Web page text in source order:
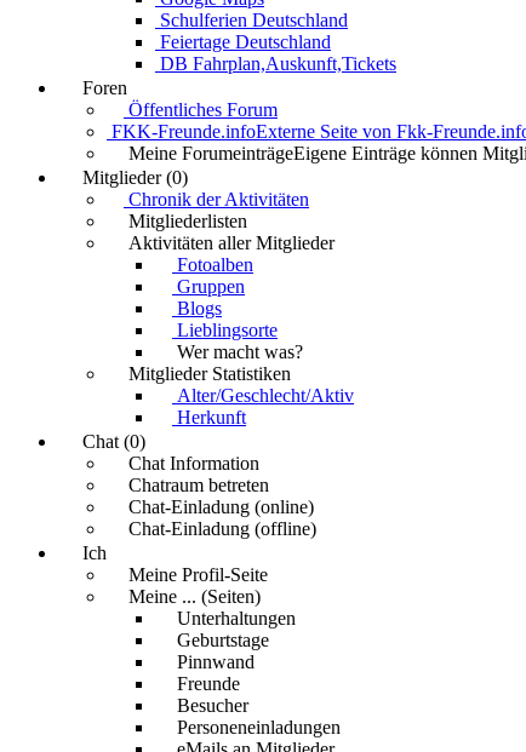
Schulferien Deutschland
Feiertage Deutschland
DB Fahrplan,Auskunft,Tickets
Foren
Öffentliches Forum
FKK-Freunde.infoExterne Seite von Fkk-
Meine ForumeinträgeEigene Einträge können
Mitglieder (0)
Chronik der Aktivitäten
Mitgliederlisten
Aktivitäten aller Mitglieder
Fotoalben
Gruppen
Blogs
Lieblingsorte
Wer macht was?
Mitglieder Statistiken
Alter/Geschlecht/Aktiv
Herkunft
Chat (0)
Chat Information
Chatraum betreten
Chat-Einladung (online)
Chat-Einladung (offline)
Ich
Meine Profil-Seite
Meine ... (Seiten)
Unterhaltungen
Geburtstage
Pinnwand
Freunde
Besucher
Personeneinladungen